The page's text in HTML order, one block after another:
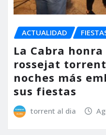
ACTUALIDAD
La Cabra
rossejat
noches más
sus fiestas
torrent al dia